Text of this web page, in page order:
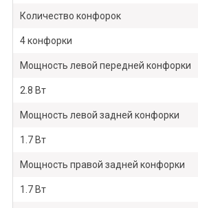
Количество конфорок
4 конфорки
Мощность левой передней конфорки
2.8 Вт
Мощность левой задней конфорки
1.7 Вт
Мощность правой задней конфорки
1.7 Вт